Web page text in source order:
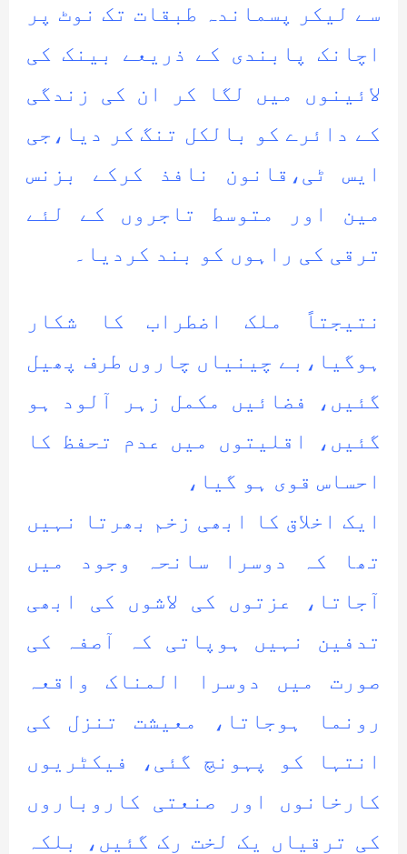
سے لیکر پسماندہ طبقات تک نوٹ پر
اچانک پابندی کے ذریعے بینک کی
لائینوں میں لگا کر ان کی زندگی
کے دائرے کو بالکل تنگ کر دیا،جی
ایس ٹی،قانون نافذ کرکے بزنس
مین اور متوسط تاجروں کے لئے
ترقی کی راہوں کو بند کردیا۔
نتیجتاً ملک اضطراب کا شکار
ہوگیا،بے چینیاں چاروں طرف پھیل
گئیں، فضائیں مکمل زہر آلود ہو
گئیں، اقلیتوں میں عدم تحفظ کا
احساس قوی ہو گیا،
ایک اخلاق کا ابھی زخم بھرتا نہیں
تھا کہ دوسرا سانحہ وجود میں
آجاتا، عزتوں کی لاشوں کی ابھی
تدفین نہیں ہوپاتی کہ آصفہ کی
صورت میں دوسرا المناک واقعہ
رونما ہوجاتا، معیشت تنزل کی
انتہا کو پہونچ گئی، فیکٹریوں
کارخانوں اور صنعتی کاروباروں
کی ترقیاں یک لخت رک گئیں، بلکہ